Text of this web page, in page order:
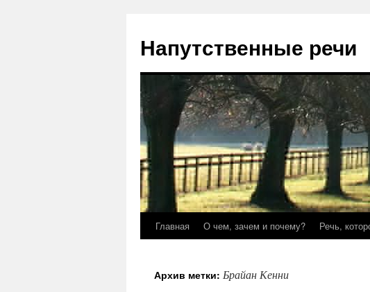
Напутственные речи
Перейти
содержимому
Главная О чем, зачем и почему? Речь,
Архив метки: Брайан Кенни